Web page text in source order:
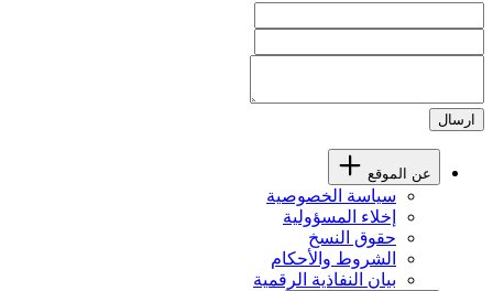
ارسال
عن الموقع
سياسة الخصوصية
إخلاء المسؤولية
حقوق النسخ
الشروط والأحكام
بيان النفاذية الرقمية